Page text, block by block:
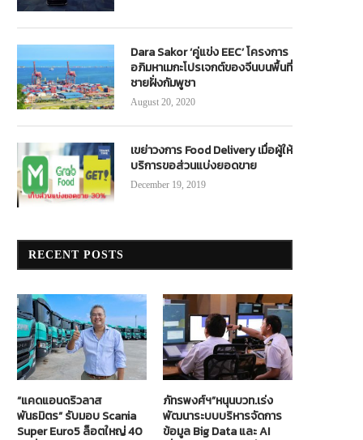
Dara Sakor ‘คู่แข่ง EEC’ โครงการ
อภิมหาเมกะโปรเจกต์ของจีนบนพื้นที่
ชายฝั่งกัมพูชา
August 20, 2020
เขย่าวงการ Food Delivery เมื่อผู้ให้
บริการขอส่วนแบ่งยอดขาย
December 19, 2019
RECENT POSTS
“แคดแอนดริวลาส
พันธมิตร” รับมอบ Scania
Super Euro5 ล็อตใหญ่ 40
ภัทรพงศ์ฯ”หนุนบวท.เร่ง
พัฒนาระบบบริหารจัดการ
ข้อมูล Big Data และ AI